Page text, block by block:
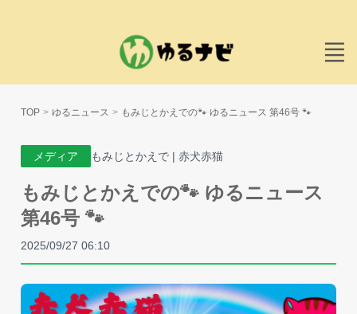
TOP ゆるニュース もみじとかえでの🐾 ゆるニュース 第46号 🐾
メディア もみじとかえで | 赤犬赤猫
もみじとかえでの🐾 ゆるニュース
第46号 🐾
2025/09/27 06:10